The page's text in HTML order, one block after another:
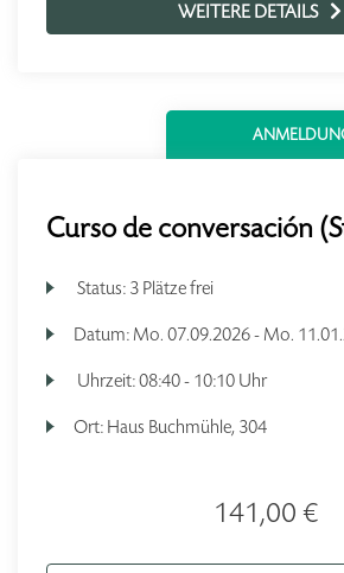
WEITERE DETAILS
Curso de conversación
Status: 3 Plätze frei
Datum: Mo. 07.09.2026 - Mo.
Uhrzeit:08:40 - 10:10 Uhr
Ort: Haus Buchmühle, 304
141,00 €